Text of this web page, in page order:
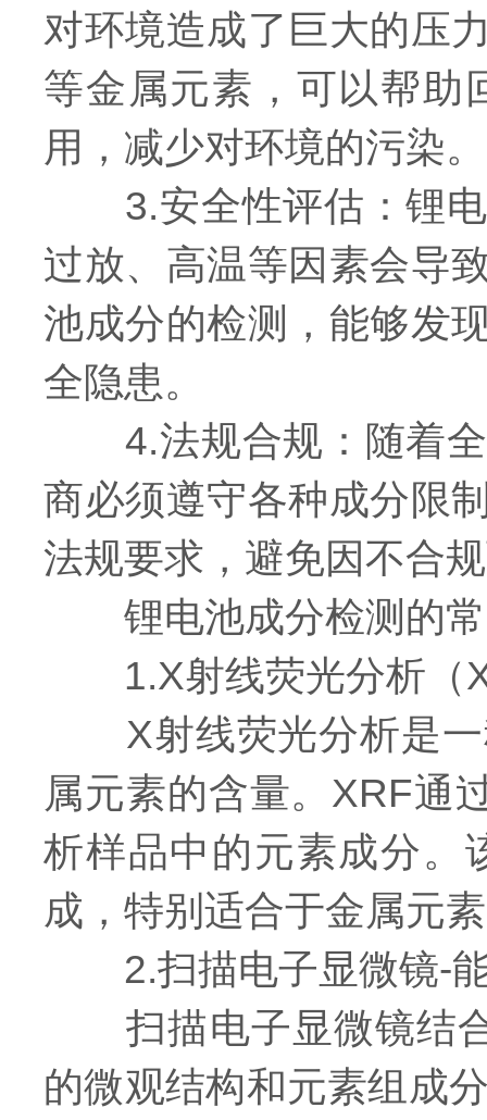
对环境造成了巨大的压
等金属元素，可以帮助
用，减少对环境的污染。
3.安全性评估：锂电
过放、高温等因素会导
池成分的检测，能够发
全隐患。
4.法规合规：随着全
商必须遵守各种成分限
法规要求，避免因不合
锂电池成分检测的常
1.X射线荧光分析（
X射线荧光分析是一
属元素的含量。XRF通
析样品中的元素成分。
成，特别适合于金属元
2.扫描电子显微镜-能
扫描电子显微镜结合
的微观结构和元素组成